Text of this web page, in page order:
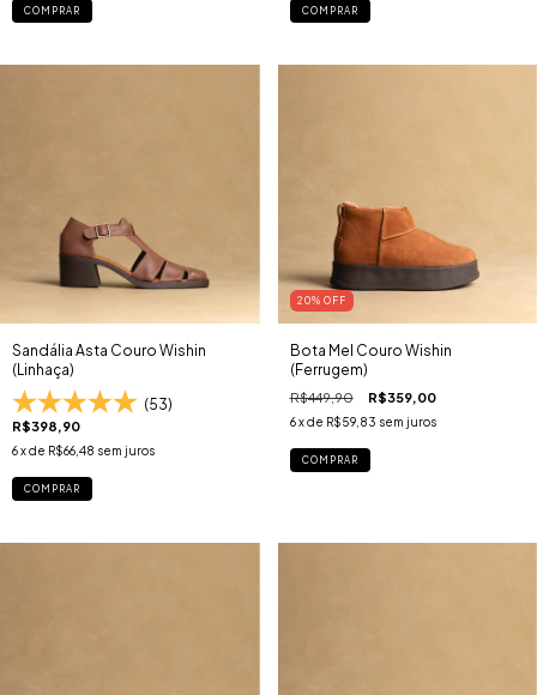
COMPRAR COMPRAR
Sandália Asta Couro Wishin
(Linhaça)
(53)
R$398,90
6x de R$66,48 sem juros
COMPRAR
20% OFF
Bota Mel Couro Wishin
(Ferrugem)
R$449,90 R$359,00
6 x de R$59,83 sem juros
COMPRAR